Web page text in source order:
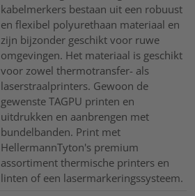
kabelmerkers bestaan uit een robuust
en flexibel polyurethaan materiaal en
zijn bijzonder geschikt voor ruwe
omgevingen. Het materiaal is geschikt
voor zowel thermotransfer- als
laserstraalprinters. Gewoon de
gewenste TAGPU printen en
uitdrukken en aanbrengen met
bundelbanden. Print met
HellermannTyton's premium
assortiment thermische printers en
linten of een lasermarkeringssysteem.